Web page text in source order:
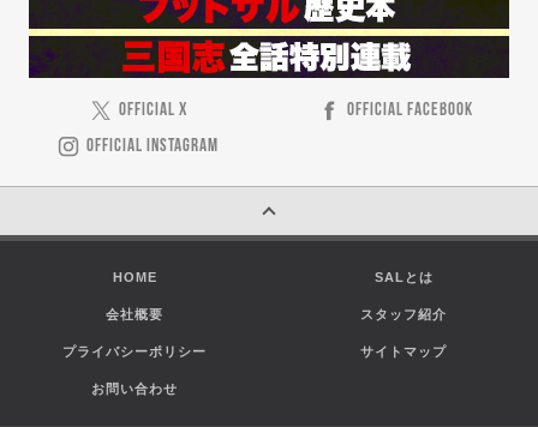
OFFICIAL X
OFFICIAL FACEBOOK
OFFICIAL INSTAGRAM
HOME SALとは
会社概要 スタッフ紹介
プライバシーポリシー サイトマップ
お問い合わせ